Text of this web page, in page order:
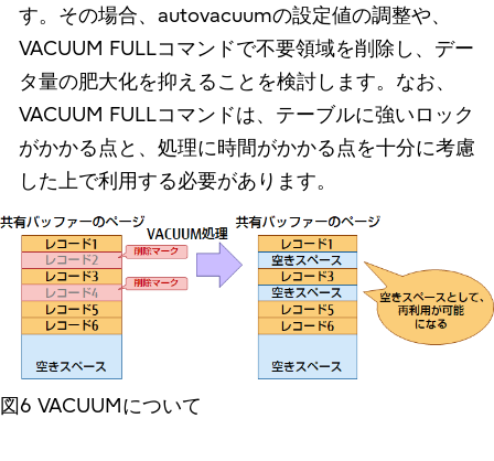
す。その場合、autovacuumの設定値の調整や、
VACUUM FULLコマンドで不要領域を削除し、デー
タ量の肥大化を抑えることを検討します。なお、
VACUUM FULLコマンドは、テーブルに強いロック
がかかる点と、処理に時間がかかる点を十分に考慮
した上で利用する必要があります。
図6 VACUUMについて